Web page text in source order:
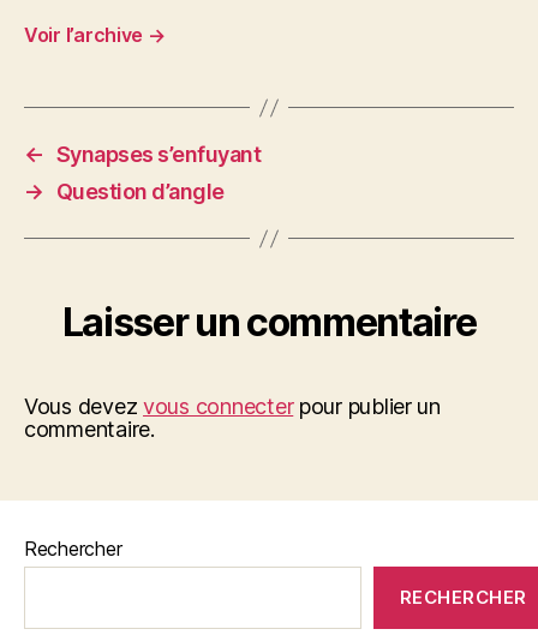
Voir l’archive →
← Synapses s’enfuyant
→
Question d’angle
Laisser un commentaire
Vous devezvous connecterpour publier un
commentaire.
Rechercher
RECHERCHER